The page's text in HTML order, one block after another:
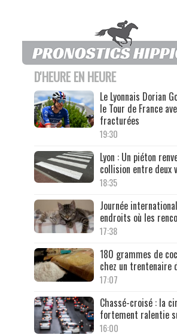
D'HEURE EN HEURE
Le Lyonnais Dorian
le Tour de France
fracturées
19:30
Lyon : Un piéton
collision entre deux
18:35
Journée
endroits où les
17:38
180 grammes de
chez un trentenaire
17:07
Chassé-croisé : la
fortement ralentie
16:00